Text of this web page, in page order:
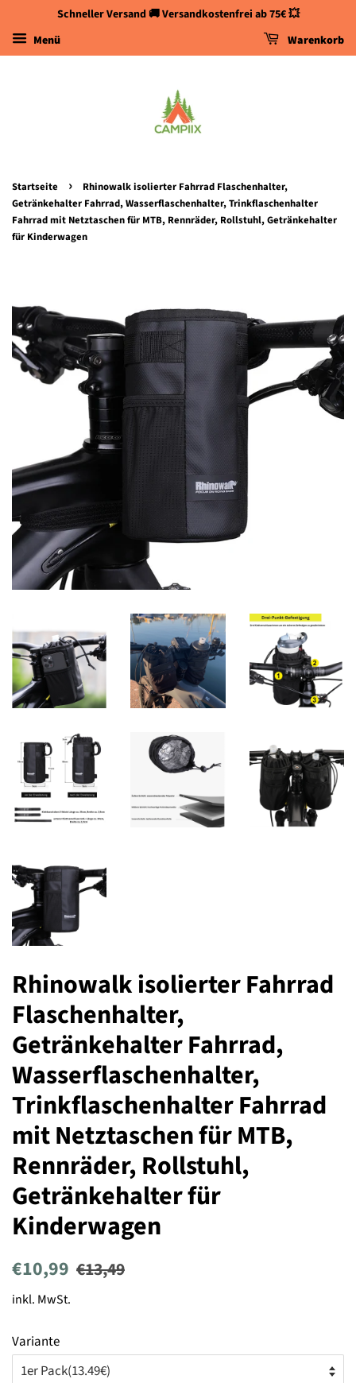
Schneller Versand 🚚 Versandkostenfrei ab 75€ 💥
Menü
Warenkorb
Startseite ›
Rhinowalk isolierter Fahrrad Flaschenhalter,
Getränkehalter Fahrrad, Wasserflaschenhalter, Trinkflaschenhalter
Fahrrad mit Netztaschen für MTB, Rennräder, Rollstuhl, Getränkehalter
für Kinderwagen
Rhinowalk isolierter Fahrrad
Flaschenhalter,
Getränkehalter Fahrrad,
Wasserflaschenhalter,
Trinkflaschenhalter Fahrrad
mit Netztaschen für MTB,
Rennräder, Rollstuhl,
Getränkehalter für
Kinderwagen
Normaler
€10,99 Sonderpreis
€13,49
inkl. MwSt.
Variante